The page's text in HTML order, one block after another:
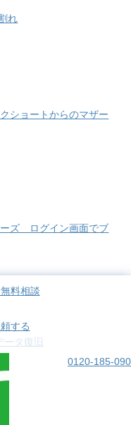
れ
ショートからのマザー
ズ ログイン画面でブ
ータ復旧
料相談
する
0120-185-090